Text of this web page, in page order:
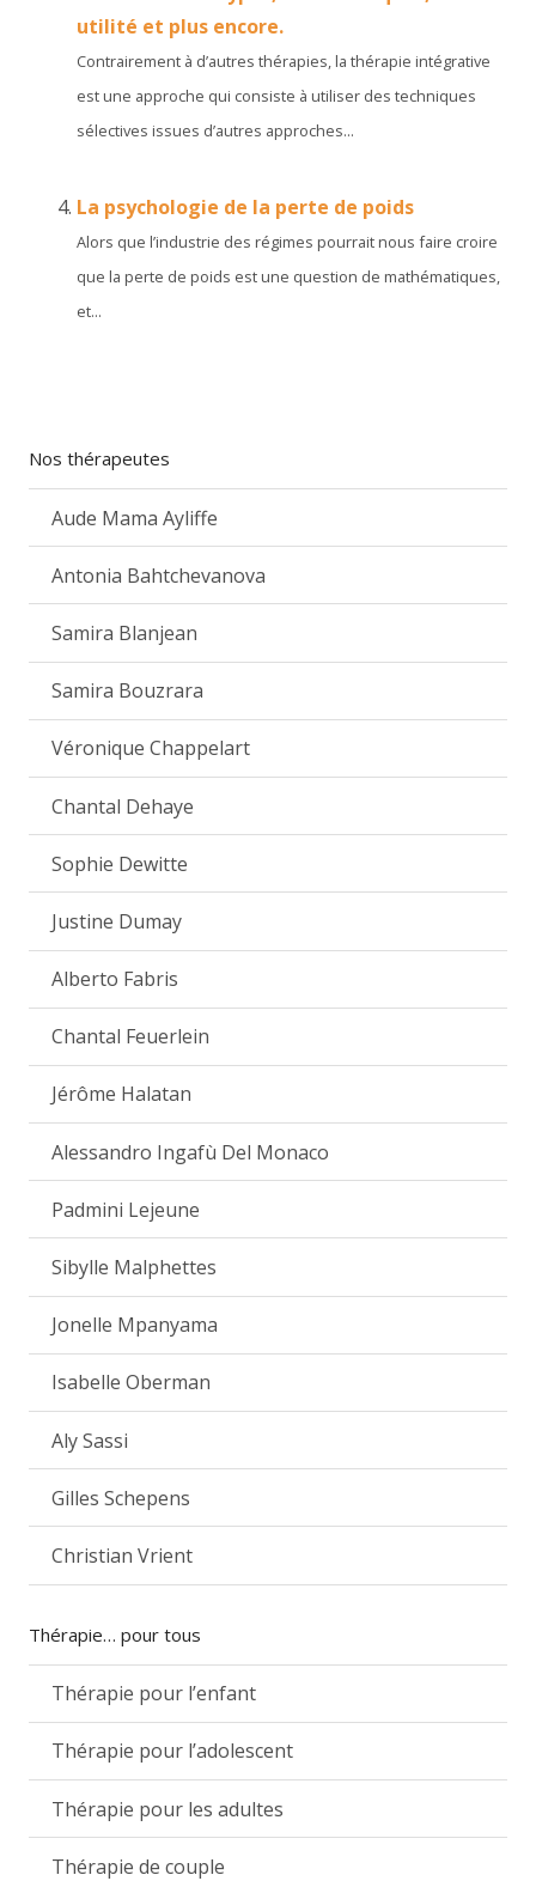
utilité et plus encore.
Contrairement à d’autres thérapies, la thérapie intégrative
est une approche qui consiste à utiliser des techniques
sélectives issues d’autres approches...
La psychologie de la perte de poids
Alors que l’industrie des régimes pourrait nous faire croire
que la perte de poids est une question de mathématiques,
et...
Nos thérapeutes
Aude Mama Ayliffe
Antonia Bahtchevanova
Samira Blanjean
Samira Bouzrara
Véronique Chappelart
Chantal Dehaye
Sophie Dewitte
Justine Dumay
Alberto Fabris
Chantal Feuerlein
Jérôme Halatan
Alessandro Ingafù Del Monaco
Padmini Lejeune
Sibylle Malphettes
Jonelle Mpanyama
Isabelle Oberman
Aly Sassi
Gilles Schepens
Christian Vrient
Thérapie… pour tous
Thérapie pour l’enfant
Thérapie pour l’adolescent
Thérapie pour les adultes
Thérapie de couple